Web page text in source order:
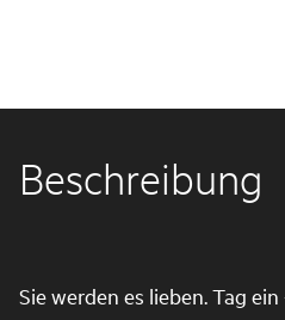
Beschreibung
Sie werden es lieben. Tag